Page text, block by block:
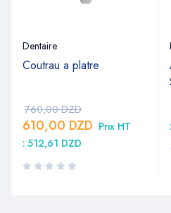
Dentaire
Coutrau a platre
760,00DZD
610,00 DZD Prix HT
: 512,61 DZD
: